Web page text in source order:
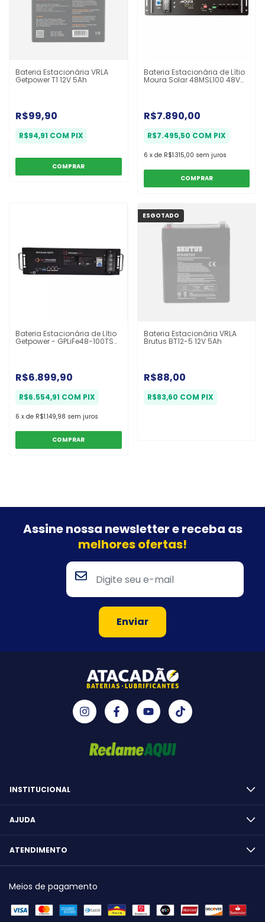
Bateria Estacionária VRLA
Getpower T1 12V 5Ah
R$99,90
R$94,91 COM PIX
Bateria Estacionária de Lítio
Moura Solar 48MSL100 48V
R$7.890,00
R$7.495,50 COM PIX
6 x de R$1.315,00 sem juros
Bateria Estacionária de Lítio
Getpower - GPLiFe48-100TS
48V 100Ah
R$6.899,90
R$6.554,91 COM PIX
6 x de R$1.149,98 sem juros
ESGOTADO
Bateria Estacionária VRLA
Brutus BT12-5 12V 5Ah
R$88,00
R$83,60 COM PIX
Assine nossa newsletter ereceba as
melhores ofertas!
INSTITUCIONAL
AJUDA
ATENDIMENTO
Meios de pagamento